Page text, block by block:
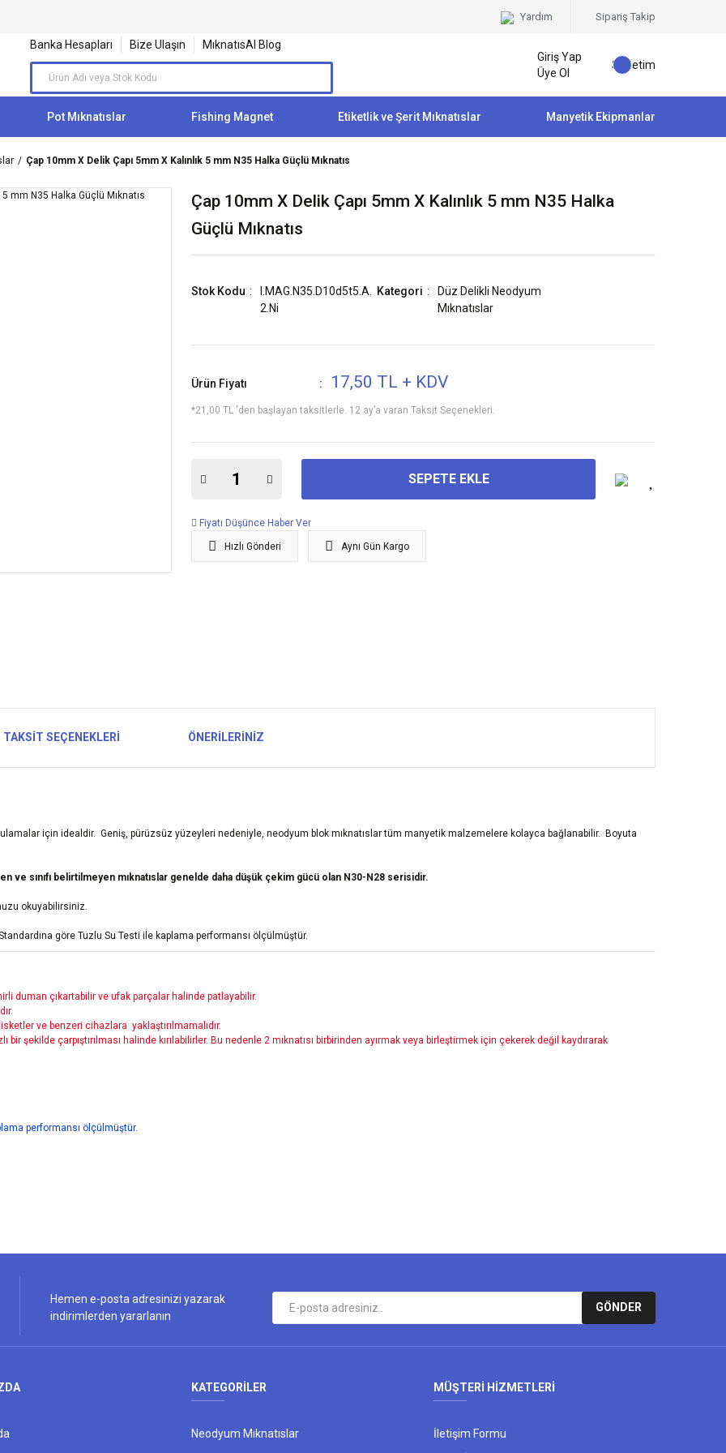
Yardım Sipariş Takip
Banka Hesapları Bize Ulaşın
MıknatısAl Blog
Giriş Yap
Üye Ol
Sepetim
Pot Mıknatıslar Fishing Magnet Etiketlik ve Şerit Mıknatıslar Manyetik Ekipmanlar
Çap 10mm X Delik Çapı 5mm X Kalınlık 5 mm N35 Halka Güçlü Mıknatıs
Çap 10mm X Delik Çapı 5mm X Kalınlık 5 mm N35 Halka
Güçlü Mıknatıs
Stok Kodu
I.MAG.N35.D10d5t5.A.
2.Ni
Kategori
Düz Delikli Neodyum
Mıknatıslar
Ürün Fiyatı 17,50 TL + KDV
*21,00 TL 'den başlayan taksitlerle. 12 ay’a varan Taksit Seçenekleri.
SEPETE EKLE
Fiyatı Düşünce Haber Ver
Hızlı Gönderi Aynı Gün Kargo
TAKSIT SEÇENEKLERI ÖNERILERINIZ
için idealdir. Geniş, pürüzsüz yüzeyleri nedeniyle, neodyum blok mıknatıslar tüm manyetik malzemelere kolayca bağlanabilir. Boyuta
ve sınıfı belirtilmeyen mıknatıslar genelde daha düşük çekim gücü olan N30-N28 serisidir.
okuyabilirsiniz.
göre Tuzlu Su Testi ile kaplama performansı ölçülmüştür.
duman çıkartabilir ve ufak parçalar halinde patlayabilir.
ve benzeri cihazlara yaklaştırılmamalıdır.
bir şekilde çarpıştırılması halinde kırılabilirler. Bu nedenle 2 mıknatısı birbirinden ayırmak veya birleştirmek için çekerek değil kaydırarak
performansı ölçülmüştür.
Yorum Yaz
Hemen e-posta adresinizi yazarak
indirimlerden yararlanın
GÖNDER
KATEGORİLER
Neodyum Mıknatıslar
MÜŞTERİ HİZMETLERİ
İletişim Formu